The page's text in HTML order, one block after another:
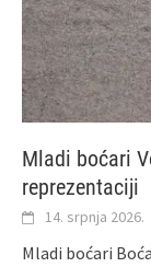
Mladi boćari
reprezentaciji
14. srpnja 2026.
Mladi boćari